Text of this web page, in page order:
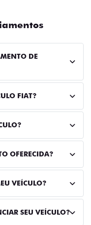
DE
FIAT?
OFERECIDA?
VEÍCULO?
SEU VEÍCULO?